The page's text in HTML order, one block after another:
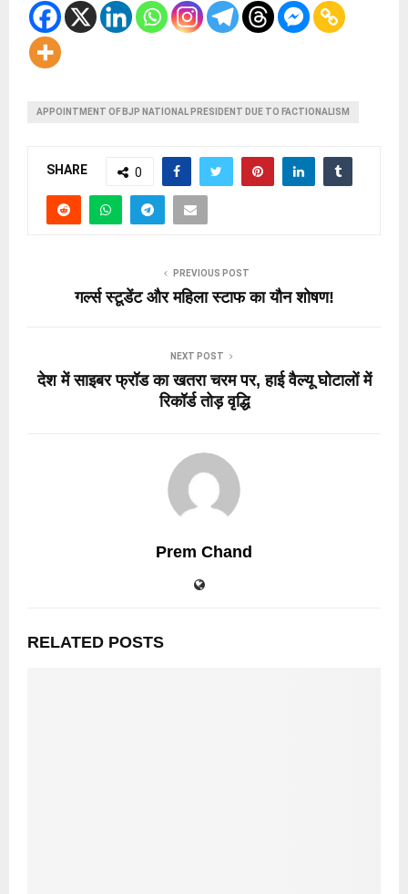
APPOINTMENT OF BJP NATIONAL PRESIDENT DUE TO FACTIONALISM
SHARE 0
PREVIOUS POST
गर्ल्स स्टूडेंट और महिला स्टाफ का यौन शोषण!
NEXT POST
देश में साइबर फ्रॉड का खतरा चरम पर, हाई वैल्यू घोटालों में
रिकॉर्ड तोड़ वृद्धि
Prem Chand
RELATED POSTS